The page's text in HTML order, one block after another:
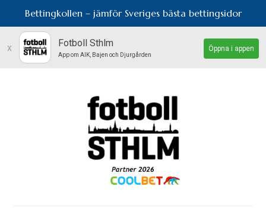
Bettingkollen – jämför Sveriges bästa bettingsidor
x Fotboll Sthlm
App om AIK, Bajen och Djurgården
Öppna i appen